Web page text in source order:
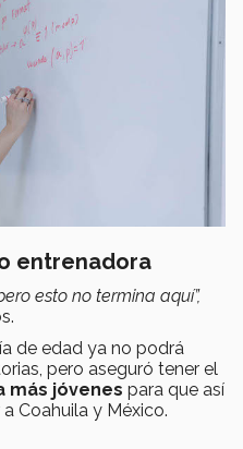
entrenadora
esto no termina aquí”,
de edad ya no podrá
pero aseguró tener el
más jóvenes para que así
Coahuila y México.